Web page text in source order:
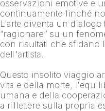
osservazioni emotive e
continuamente finché
L'arte diventa un
“ragionare” su un
con risultati che sfidano
dell'artista.
Questo insolito viaggio
vita e della morte,
umana e della
a riflettere sulla propria